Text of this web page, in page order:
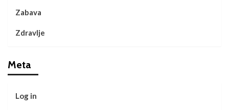
Zabava
Zdravlje
Meta
Log in